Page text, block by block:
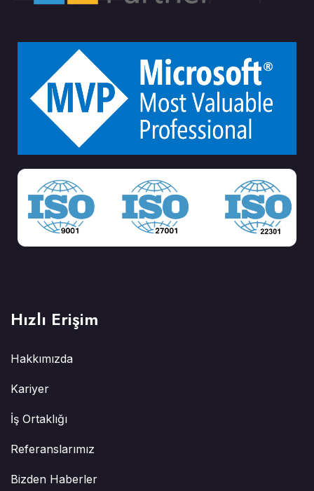
Hızlı Erişim
Hakkımızda
Kariyer
İş Ortaklığı
Referanslarımız
Bizden Haberler